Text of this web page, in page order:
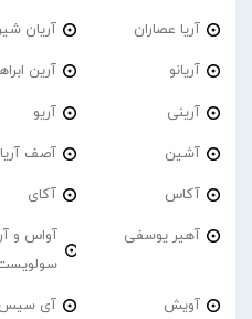
آریا عصاران آریان
آریانو آرین
آرینی آریو
آشین آصف آریا
آکاس آکای
آهیر یوسفی
آواس و
آویش آی سیس